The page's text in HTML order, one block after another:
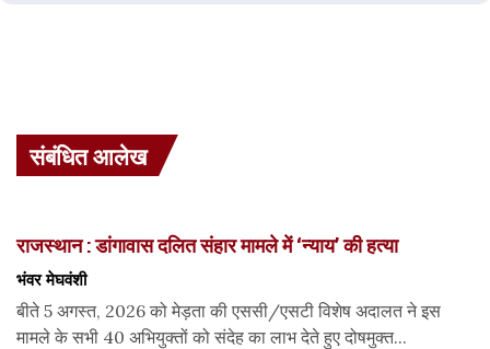
संबंधित आलेख
राजस्थान : डांगावास दलित संहार मामले में ‘न्याय’ की हत्या
भंवर मेघवंशी
बीते 5 अगस्त, 2026 को मेड़ता की एससी/एसटी विशेष अदालत ने इस
मामले के सभी 40 अभियुक्तों को संदेह का लाभ देते हुए दोषमुक्त...